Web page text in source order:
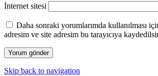
İnternet sitesi
Daha sonraki yorumlarımda kullanılması
adresim ve site adresim bu tarayıcıya
Skip back to navigation